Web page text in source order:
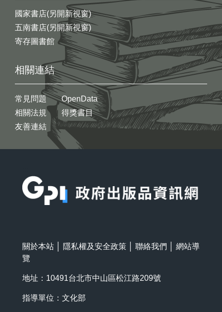
國家書店(另開新視窗)
五南書店(另開新視窗)
寄存圖書館
相關連結
常見問題
相關法規
友善連結
OpenData
得獎書目
關於本站 隱私權及安全政策 聯絡我們
網站導
覽
地址：10491台北市中山區松江路209號
指導單位：文化部